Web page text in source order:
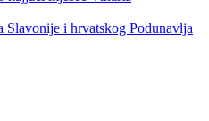
Slavonije i hrvatskog Podunavlja